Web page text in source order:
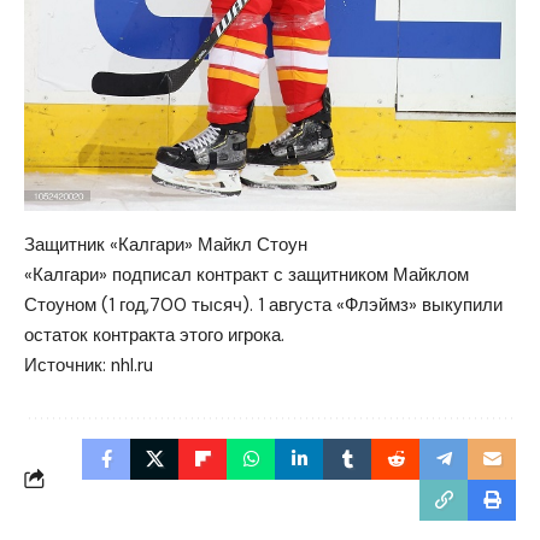
Защитник «Калгари» Майкл Стоун
«Калгари» подписал контракт с защитником Майклом
Стоуном (1 год,700 тысяч). 1 августа «Флэймз» выкупили
остаток контракта этого игрока.
Источник: nhl.ru